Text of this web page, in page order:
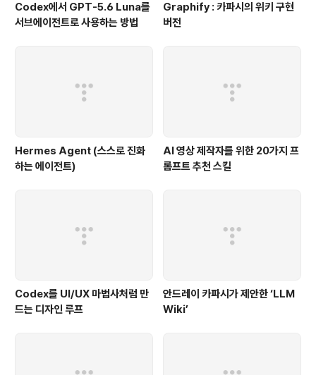
Codex에서 GPT-5.6 Luna를
서브에이전트로 사용하는 방법
Graphify : 카파시의 위키 구현
버전
Hermes Agent (스스로 진화
하는 에이전트)
AI 영상 제작자를 위한 20가지 프
롬프트 추천 스킬
Codex를 UI/UX 마법사처럼 만
드는 디자인 루프
안드레이 카파시가 제안한 ‘LLM
Wiki’